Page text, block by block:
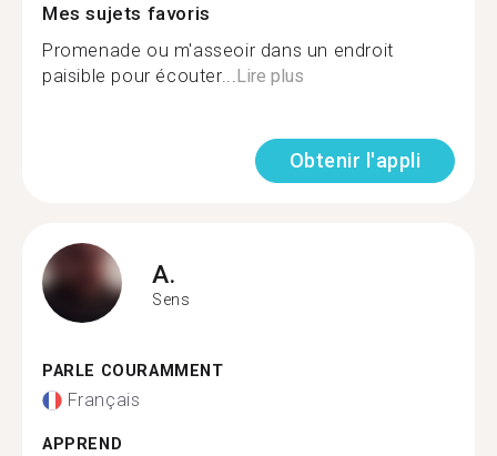
Mes sujets favoris
Promenade ou m'asseoir dans un endroit
paisible pour écouter... Lire plus
Obtenir l'appli
A.
Sens
PARLE COURAMMENT
Français
APPREND